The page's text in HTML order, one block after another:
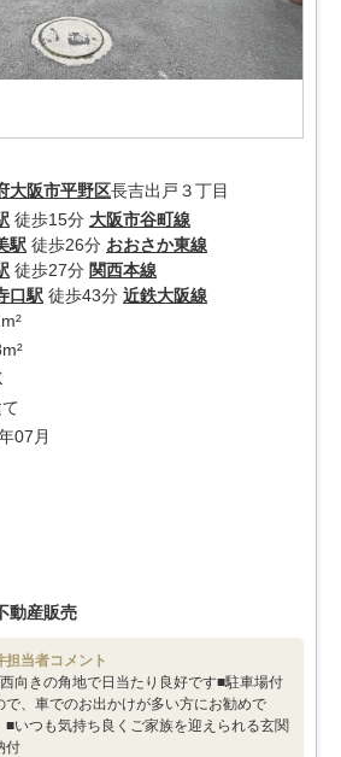
大阪市平野区長吉出戸３丁目
徒歩15分 大阪市谷町線
駅 徒歩26分 おおさか東線
徒歩27分 関西本線
口駅 徒歩43分 近鉄大阪線
07月
動産販売
担当者コメント
向きの角地で日当たり良好です■駐車場付
で、車でのお出かけが多い方にお勧めで
■いつも気持ち良くご家族を迎えられる玄関
付